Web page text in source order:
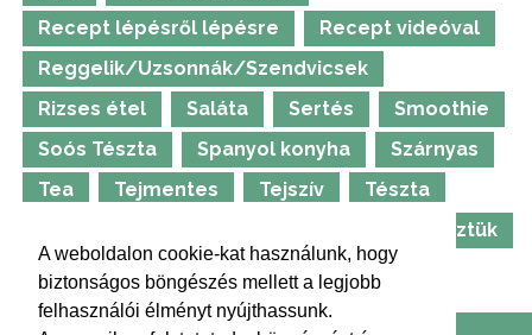
A weboldalon cookie-kat használunk, hogy
biztonságos böngészés mellett a legjobb
felhasználói élményt nyújthassunk.
Recept lépésről lépésre
Recept videóval
Reggelik/Uzsonnák/Szendvicsek
Rizses étel
Saláta Sertés
Smoothie
Soós Tészta
Spanyol konyha
Szárnyas
Tea
Tejmentes Tejszív
Tészta
TV-ben főztük
Ünnepi ételek
Vadétel Whirlpool